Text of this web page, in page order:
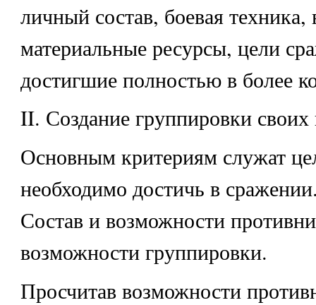
личный состав, боевая
материальные ресурсы, цели
достигшие полностью в более
II. Создание группировки своих
Основным критериям служат
необходимо достичь в
Состав и возможности
возможности группировки.
Просчитав возможности